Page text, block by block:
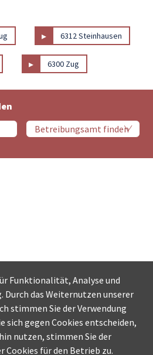
▸ 6312 Steinhausen
▸ 6300 Zug
Funktionalität, Analyse und
Durch das Weiternutzen unserer
stimmen Sie der Verwendung
sich gegen Cookies entscheiden,
nutzen, stimmen Sie der
Cookies für den Betrieb zu.